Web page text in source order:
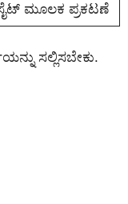
ಮೂಲಕ ಪ್ರಕಟಣೆ
ಸಲ್ಲಿಸಬೇಕು.